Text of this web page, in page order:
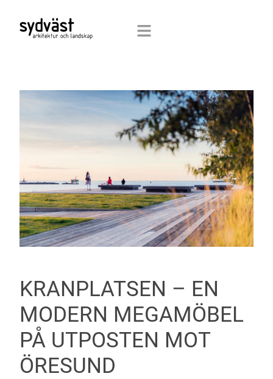
KRANPLATSEN – EN
MODERN MEGAMÖBEL
PÅ UTPOSTEN MOT
ÖRESUND